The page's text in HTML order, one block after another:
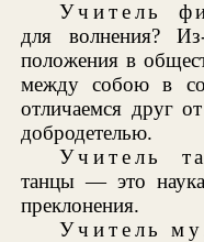
Учитель
для волнения?
положения в
между собою в
отличаемся друг
добродетелью.
Учитель
танцы — это
преклонения.
Учитель